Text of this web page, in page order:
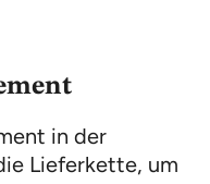
in der
Lieferkette, um